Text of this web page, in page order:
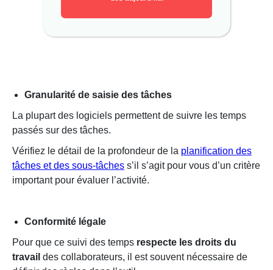
Granularité de saisie des tâches
La plupart des logiciels permettent de suivre les temps
passés sur des tâches.
Vérifiez le détail de la profondeur de la planification des
tâches et des sous-tâches s’il s’agit pour vous d’un critère
important pour évaluer l’activité.
Conformité légale
Pour que ce suivi des temps respecte les droits du
travail des collaborateurs, il est souvent nécessaire de